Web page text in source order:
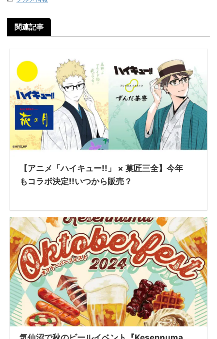
関連記事
【アニメ「ハイキュー!!」 × 菓匠三全】今年
もコラボ決定!!いつから販売？